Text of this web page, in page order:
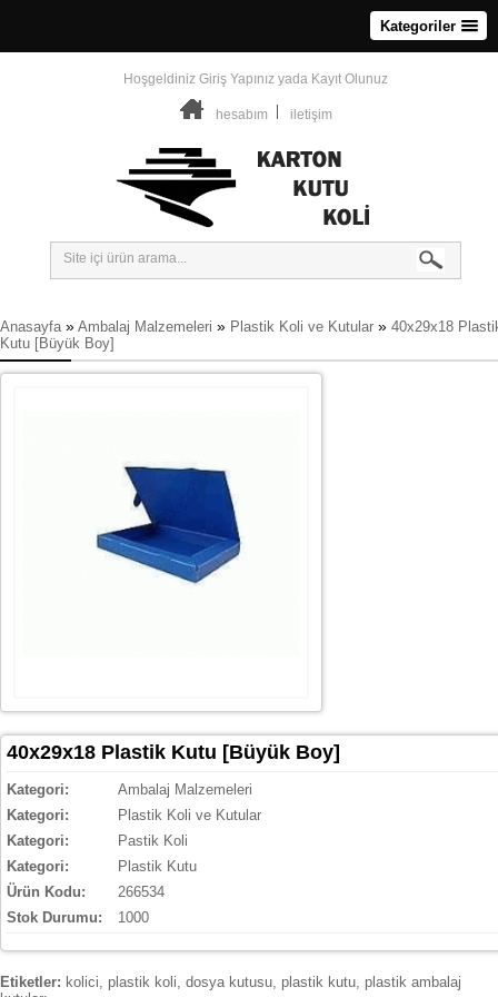
Kategoriler
Hoşgeldiniz Giriş Yapınız yada Kayıt Olunuz
hesabım iletişim
Anasayfa » Ambalaj Malzemeleri » Plastik Koli ve Kutular » 40x29x18
Kutu [Büyük Boy]
40x29x18 Plastik Kutu [Büyük Boy]
Kategori:
Ambalaj Malzemeleri
Kategori:
Plastik Koli ve Kutular
Kategori:
Pastik Koli
Kategori:
Plastik Kutu
Ürün Kodu:
266534
Stok Durumu:
1000
Etiketler: kolici, plastik koli, dosya kutusu, plastik kutu, plastik ambalaj